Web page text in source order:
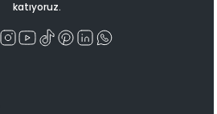
katıyoruz.